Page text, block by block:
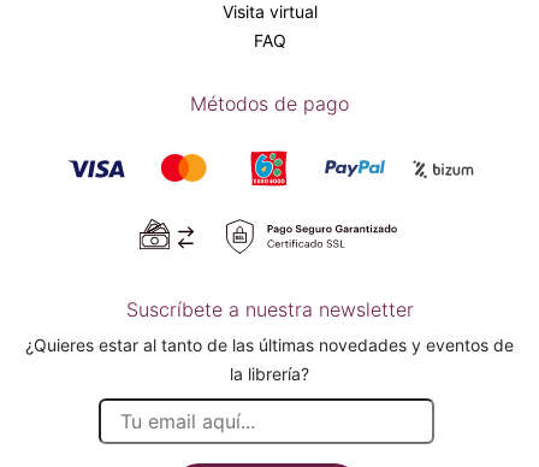
Visita virtual
FAQ
Métodos de pago
Suscríbete a nuestra newsletter
¿Quieres estar al tanto de las últimas novedades y eventos de
la librería?